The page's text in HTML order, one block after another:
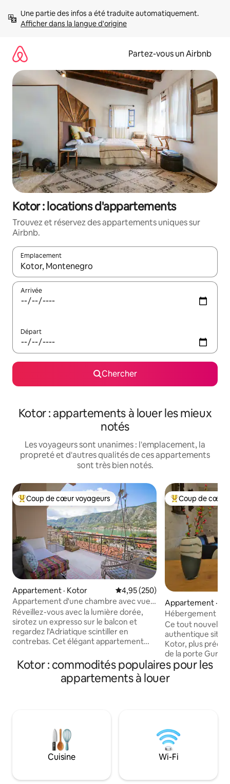
directement
Afficher dans la langue d'origine
Partez-vous un Airbnb
Kotor : locations d'appartements
Trouvez et réservez des appartements uniques sur
Airbnb.
Emplacement
Quand les résultats sont affichés, parcourez-les en utilisant
Arrivée
Départ
Chercher
Kotor : appartements à louer les mieux
notés
Les voyageurs sont unanimes : l'emplacement, la
propreté et d'autres qualités de ces appartements
sont très bien notés.
Coup de cœur voyageurs parmi les plus aimés
Coup de cœur voyageurs
Appartement · Kotor Note moyenne de 4,95 sur 5,
4,95 (250)
Appartement d'une chambre avec vue
exceptionnelle
Réveillez-vous avec la lumière dorée,
sirotez un expresso sur le balcon et
regardez l'Adriatique scintiller en
contrebas. Cet élégant appartement
paisible à seulement 10 minutes de la
vieille ville de Kotor. Profitez d'une vue
imprenable sur la mer, d'intérieurs
Parfait pour les matins tranquilles, les
couchers de soleil romantiques et la
détente après une journée
d'exploration. Venez pour la vue, restez
d'amour à Kotor
Coup de cœur
Coup de cœur
Appartement ·
Hébergement St.
ville de Kotor
Ce tout nouvel
authentique situé
Kotor, plus
de la porte
sud) est un
ressentir
ville et de la
d'être proche du
supermarché, de
gare routière
voiture/scooters/
Kotor : commodités populaires pour les
appartements à louer
Cuisine Wi-Fi